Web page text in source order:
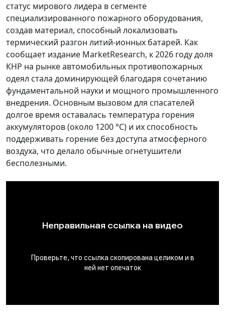
статус мирового лидера в сегменте
специализированного пожарного оборудования,
создав материал, способный локализовать
термический разгон литий-ионных батарей. Как
сообщает издание MarketResearch, к 2026 году доля
КНР на рынке автомобильных противопожарных
одеял стала доминирующей благодаря сочетанию
фундаментальной науки и мощного промышленного
внедрения. Основным вызовом для спасателей
долгое время оставалась температура горения
аккумуляторов (около 1200 °C) и их способность
поддерживать горение без доступа атмосферного
воздуха, что делало обычные огнетушители
бесполезными.